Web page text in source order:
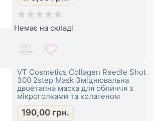
Немає на складі
VT Cosmetics Collagen Reedle Shot
300 2step Mask Зміцнювальна
двоетапна маска для обличчя з
мікроголками та колагеном
190,00 грн.